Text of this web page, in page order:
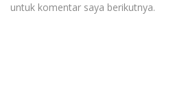
untuk komentar saya berikutnya.